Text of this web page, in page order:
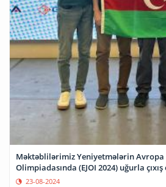
Məktəblilərimiz Yeniyetmələrin
Olimpiadasında (EJOI 2024) uğurla
23-08-2024